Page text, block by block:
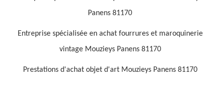
Panens 81170
Entreprise spécialisée en achat fourrures et maroquinerie
vintage Mouzieys Panens 81170
Prestations d'achat objet d'art Mouzieys Panens 81170